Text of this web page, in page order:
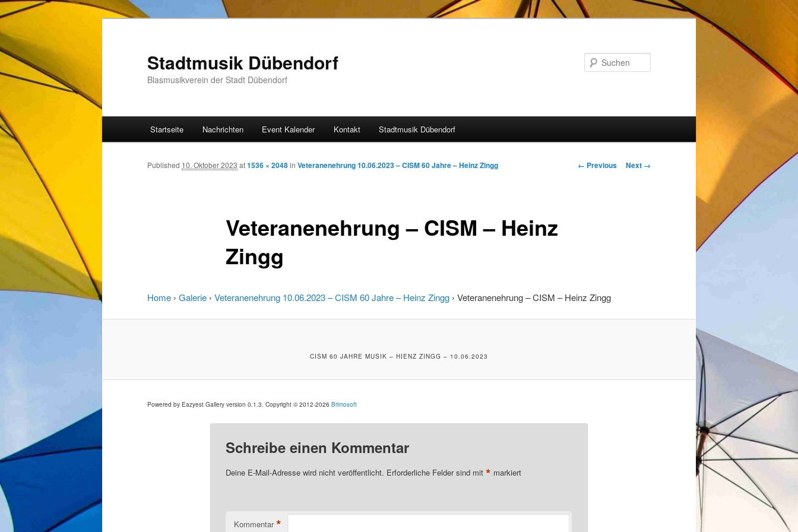
Inhalt
wechseln
Stadtmusik Dübendorf
Blasmusikverein der Stadt Dübendorf
Startseite Nachrichten Event Kalender Kontakt Stadtmusik Dübendorf
Image
← Previous Next →
Veteranenehrung – CISM – Heinz
Zingg
Published 10. Oktober 2023 at1536 × 2048in Veteranenehrung 10.06.2023 – CISM 60 Jahre – Heinz Zingg
Home › Galerie › Veteranenehrung 10.06.2023 – CISM 60 Jahre – Heinz Zingg › Veteranenehrung – CISM – Heinz Zingg
CISM 60 JAHRE MUSIK – HIENZ ZINGG – 10.06.2023
Powered by Eazyest Gallery version 0.1.3. Copyright © 2012-2026 Brimosoft
Schreibe einen Kommentar
Deine E-Mail-Adresse wird nicht veröffentlicht. Erforderliche Felder sind mit * markiert
Kommentar *